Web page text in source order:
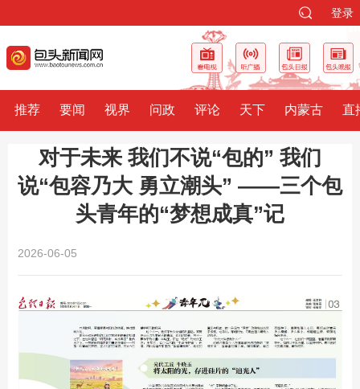
登录
推荐 要闻 视界 问政 评论 天下 内蒙古 直
对于未来 我们不说“包的” 我们
说“包容乃大 勇立潮头” ——三个包
头青年的“梦想成真”记
2026-06-05